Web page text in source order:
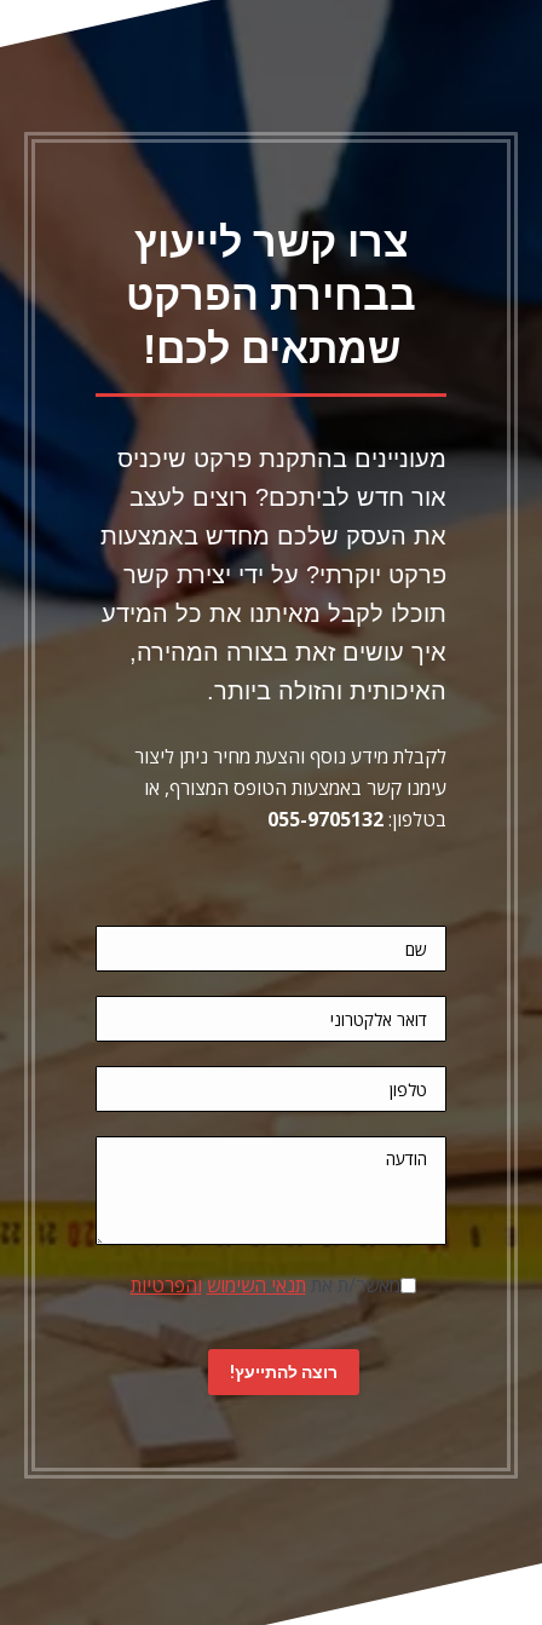
צרו קשר לייעוץ
בבחירת הפרקט
שמתאים לכם!
מעוניינים בהתקנת פרקט שיכניס
אור חדש לביתכם? רוצים לעצב
את העסק שלכם מחדש באמצעות
פרקט יוקרתי? על ידי יצירת קשר
תוכלו לקבל מאיתנו את כל המידע
איך עושים זאת בצורה המהירה,
האיכותית והזולה ביותר.
לקבלת מידע נוסף והצעת מחיר ניתן ליצור
עימנו קשר באמצעות הטופס המצורף, או
בטלפון:055-9705132
מאשר/ת אתתנאי השימושוהפרטיות.